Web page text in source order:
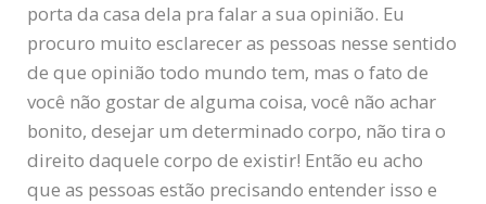
porta da casa dela pra falar a sua opinião. Eu
procuro muito esclarecer as pessoas nesse sentido
de que opinião todo mundo tem, mas o fato de
você não gostar de alguma coisa, você não achar
bonito, desejar um determinado corpo, não tira o
direito daquele corpo de existir! Então eu acho
que as pessoas estão precisando entender isso e